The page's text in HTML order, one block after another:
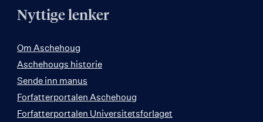
Nyttige lenker
Om Aschehoug
Aschehougs historie
Sende inn manus
Forfatterportalen Aschehoug
Forfatterportalen Universitetsforlaget